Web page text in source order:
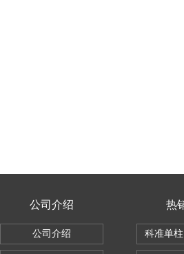
公司介绍
公司介绍
热
科准单